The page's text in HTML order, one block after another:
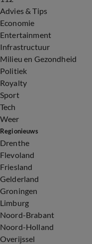
Advies & Tips
Economie
Entertainment
Infrastructuur
Milieu en Gezondheid
Politiek
Royalty
Sport
Tech
Weer
Regionieuws
Drenthe
Flevoland
Friesland
Gelderland
Groningen
Limburg
Noord-Brabant
Noord-Holland
Overijssel